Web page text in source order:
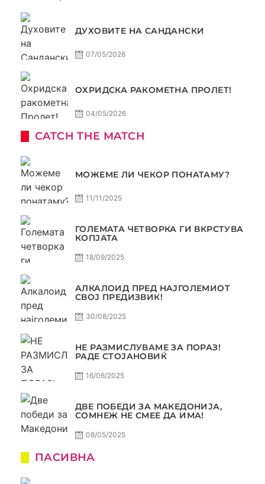
ДУХОВИТЕ НА САНДАНСКИ
07/05/2026
ОХРИДСКА РАКОМЕТНА ПРОЛЕТ!
04/05/2026
CATCH THE MATCH
МОЖЕМЕ ЛИ ЧЕКОР ПОНАТАМУ?
11/11/2025
ГОЛЕМАТА ЧЕТВОРКА ГИ ВКРСТУВА
КОПЈАТА
18/09/2025
АЛКАЛОИД ПРЕД НАЈГОЛЕМИОТ
СВОЈ ПРЕДИЗВИК!
30/08/2025
НЕ РАЗМИСЛУВАМЕ ЗА ПОРАЗ!
РАДЕ СТОЈАНОВИЌ
16/06/2025
ДВЕ ПОБЕДИ ЗА МАКЕДОНИЈА,
СОМНЕЖ НЕ СМЕЕ ДА ИМА!
08/05/2025
ПАСИВНА